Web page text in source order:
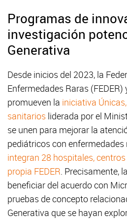
Programas de
investigación
Generativa
Desde inicios del 2023, la
Enfermedades Raras
promueven la iniciativa
sanitarios liderada por el
se unen para mejorar la
pediátricos con enfermedades
integran 28 hospitales,
propia FEDER. Precisamente,
beneficiar del acuerdo con
pruebas de concepto
Generativa que se hayan